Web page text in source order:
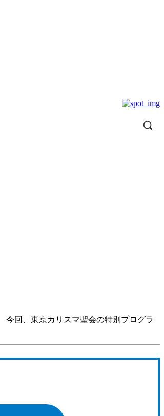
回、東京カリスマ聖会の特別プログラ